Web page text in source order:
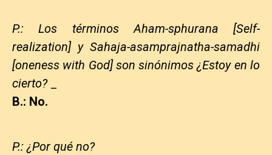
P.: Los términos Aham-sphurana [Self-
realization] y Sahaja-asamprajnatha-samadhi
[oneness with God] son sinónimos ¿Estoy en lo
cierto?
B.: No.
P.: ¿Por qué no?